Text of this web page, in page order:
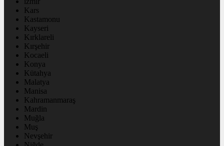
Kars
Kastamonu
Kayseri
Kırklareli
Kırşehir
Kocaeli
Konya
Kütahya
Malatya
Manisa
Kahramanmaraş
Mardin
Muğla
Muş
Nevşehir